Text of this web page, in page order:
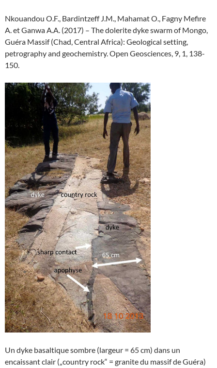
Nkouandou O.F., Bardintzeff J.M., Mahamat O., Fagny Mefire
A. et Ganwa A.A. (2017) – The dolerite dyke swarm of Mongo,
Guéra Massif (Chad, Central Africa): Geological setting,
petrography and geochemistry. Open Geosciences, 9, 1, 138-
150.
Un dyke basaltique sombre (largeur = 65 cm) dans un
encaissant clair („country rock“ = granite du massif de Guéra)